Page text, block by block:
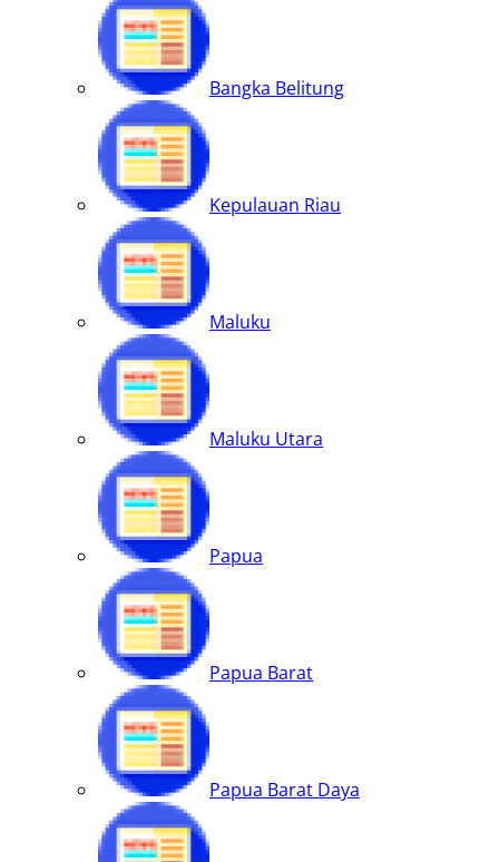
Bangka Belitung
Kepulauan Riau
Maluku
Maluku Utara
Papua
Papua Barat
Papua Barat Daya